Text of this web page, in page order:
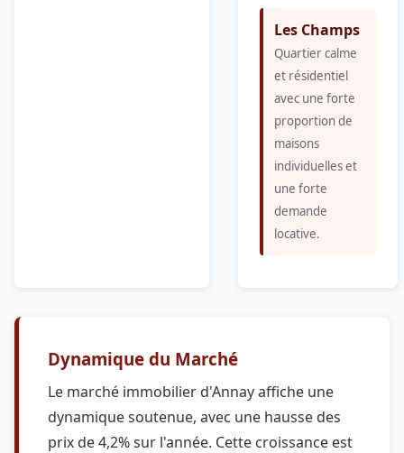
Les Champs
Quartier calme
et résidentiel
avec une forte
proportion de
maisons
individuelles et
une forte
demande
locative.
Dynamique du Marché
Le marché immobilier d'Annay affiche une
dynamique soutenue, avec une hausse des
prix de 4,2% sur l'année. Cette croissance est